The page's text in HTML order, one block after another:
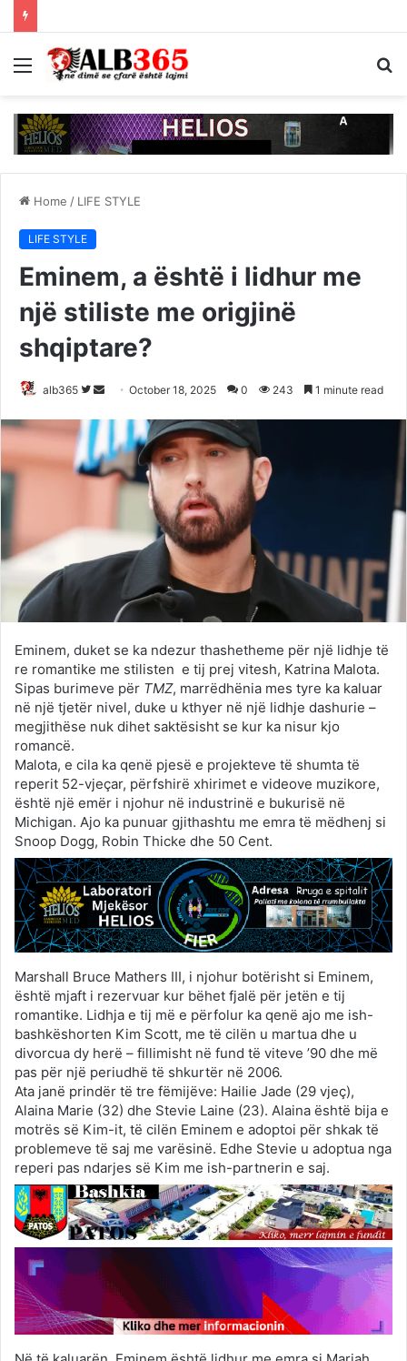
Menu
Home / LIFE STYLE
LIFE STYLE
Eminem, a është i lidhur me
një stiliste me origjinë
shqiptare?
alb365
Follow
Twitter
SendOctober 18, 2025 0 243 1 minute read
Eminem, duket se ka ndezur thashetheme për një lidhje të
re romantike me stilisten e tij prej vitesh, Katrina Malota.
Sipas burimeve për TMZ, marrëdhënia mes tyre ka kaluar
në një tjetër nivel, duke u kthyer në një lidhje dashurie –
megjithëse nuk dihet saktësisht se kur ka nisur kjo
romancë.
Malota, e cila ka qenë pjesë e projekteve të shumta të
reperit 52-vjeçar, përfshirë xhirimet e videove muzikore,
është një emër i njohur në industrinë e bukurisë në
Michigan. Ajo ka punuar gjithashtu me emra të mëdhenj si
Snoop Dogg, Robin Thicke dhe 50 Cent.
Marshall Bruce Mathers III, i njohur botërisht si Eminem,
është mjaft i rezervuar kur bëhet fjalë për jetën e tij
romantike. Lidhja e tij më e përfolur ka qenë ajo me ish-
bashkëshorten Kim Scott, me të cilën u martua dhe u
divorcua dy herë – fillimisht në fund të viteve ’90 dhe më
pas për një periudhë të shkurtër në 2006.
Ata janë prindër të tre fëmijëve: Hailie Jade (29 vjeç),
Alaina Marie (32) dhe Stevie Laine (23). Alaina është bija e
motrës së Kim-it, të cilën Eminem e adoptoi për shkak të
problemeve të saj me varësinë. Edhe Stevie u adoptua nga
reperi pas ndarjes së Kim me ish-partnerin e saj.